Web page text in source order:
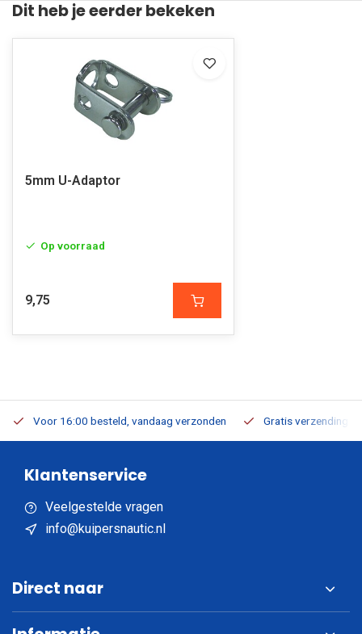
Dit heb je eerder bekeken
5mm U-Adaptor
Op voorraad
9,75
Voor 16:00 besteld, vandaag verzonden Gratis verzending
Klantenservice
Veelgestelde vragen
info@kuipersnautic.nl
Direct naar